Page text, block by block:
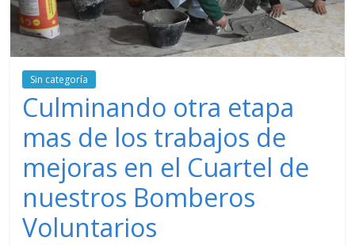
Sin categoría
Culminando otra etapa
mas de los trabajos de
mejoras en el Cuartel de
nuestros Bomberos
Voluntarios